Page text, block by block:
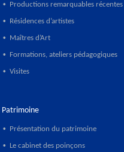
• Productions remarquables récentes
• Résidences d’artistes
• Maîtres d’Art
• Formations, ateliers pédagogiques
• Visites
Patrimoine
• Présentation du patrimoine
• Le cabinet des poinçons